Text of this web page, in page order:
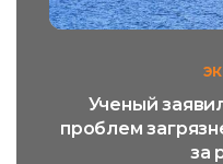
Ученый
проблем
за